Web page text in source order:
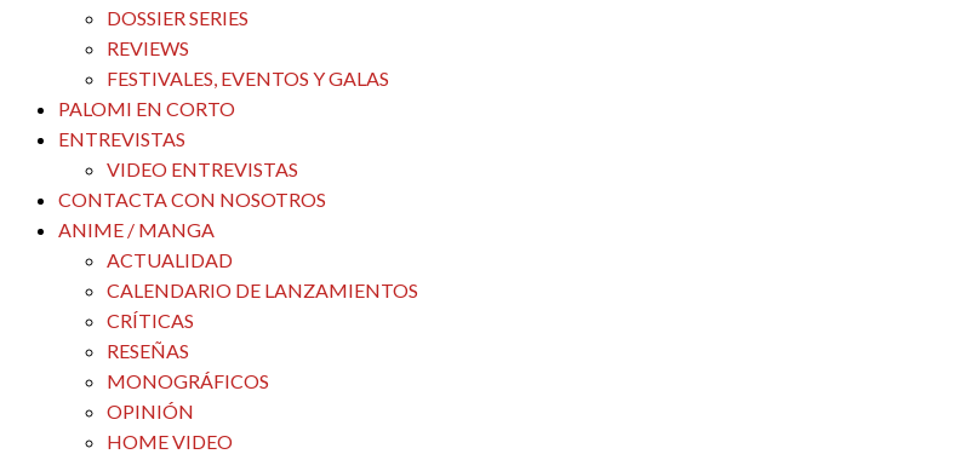
DOSSIER SERIES
REVIEWS
FESTIVALES, EVENTOS Y GALAS
PALOMI EN CORTO
ENTREVISTAS
VIDEO ENTREVISTAS
CONTACTA CON NOSOTROS
ANIME / MANGA
ACTUALIDAD
CALENDARIO DE LANZAMIENTOS
CRÍTICAS
RESEÑAS
MONOGRÁFICOS
OPINIÓN
HOME VIDEO